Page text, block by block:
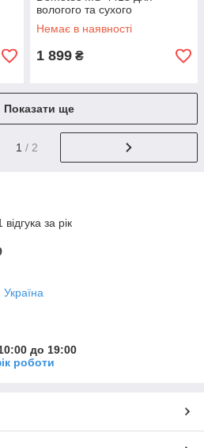
вологого та сухого
прибирання, з функцією
продування, 2000 Вт, 3 в 1
Немає в наявності
1 899 ₴
Показати ще
1 / 2
за рік
до 19:00
роботи